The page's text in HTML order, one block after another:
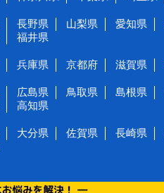
長野県 山梨県 愛知県
福井県
兵庫県 京都府 滋賀県
広島県 鳥取県 島根県
高知県
大分県 佐賀県 長崎県